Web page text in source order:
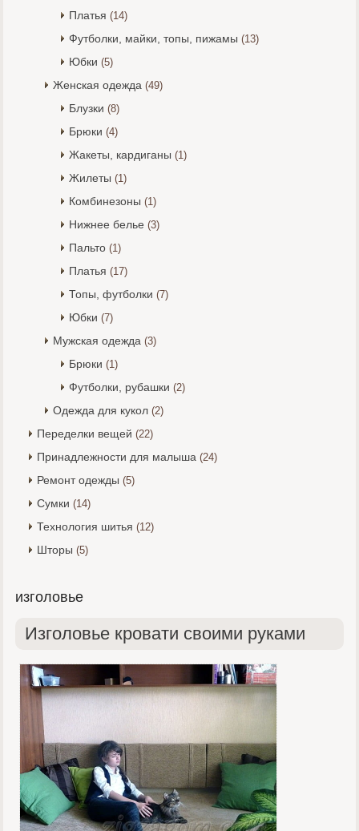
Платья (14)
Футболки, майки, топы, пижамы (13)
Юбки (5)
Женская одежда (49)
Блузки (8)
Брюки (4)
Жакеты, кардиганы (1)
Жилеты (1)
Комбинезоны (1)
Нижнее белье (3)
Пальто (1)
Платья (17)
Топы, футболки (7)
Юбки (7)
Мужская одежда (3)
Брюки (1)
Футболки, рубашки (2)
Одежда для кукол (2)
Переделки вещей (22)
Принадлежности для малыша (24)
Ремонт одежды (5)
Сумки (14)
Технология шитья (12)
Шторы (5)
изголовье
Изголовье кровати своими руками